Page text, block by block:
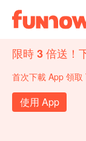
限時 3 倍送！
首次下載 App 領
使用 App